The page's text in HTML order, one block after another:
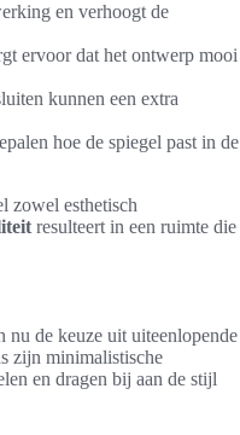
en verhoogt de
ervoor dat het ontwerp mooi
kunnen een extra
hoe de spiegel past in de
zowel esthetisch
resulteert in een ruimte die
nu de keuze uit uiteenlopende
zijn minimalistische
en dragen bij aan de stijl